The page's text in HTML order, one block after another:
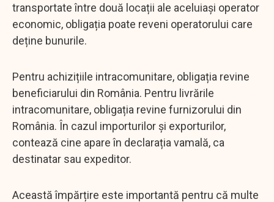
transportate între două locații ale aceluiași operator
economic, obligația poate reveni operatorului care
deține bunurile.
Pentru achizițiile intracomunitare, obligația revine
beneficiarului din România. Pentru livrările
intracomunitare, obligația revine furnizorului din
România. În cazul importurilor și exporturilor,
contează cine apare în declarația vamală, ca
destinatar sau expeditor.
Această împărțire este importantă pentru că multe